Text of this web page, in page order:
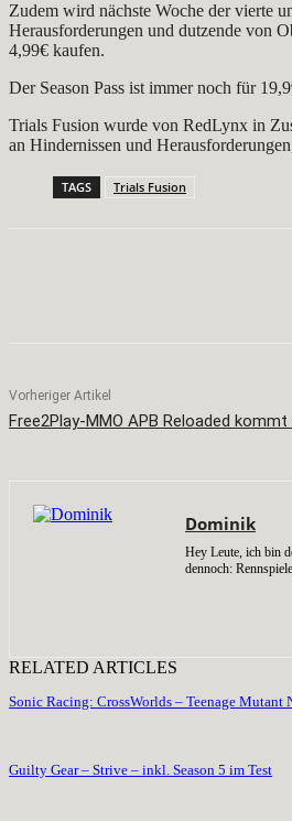
Zudem wird nächste Woche der vierte
Herausforderungen und dutzende von
4,99€ kaufen.
Der Season Pass ist immer noch für
Trials Fusion wurde von RedLynx in
an Hindernissen und
TAGS Trials Fusion
Vorheriger Artikel
Free2Play-MMO APB Reloaded
Dominik
Hey Leute, ich bin
dennoch:
RELATED ARTICLES
Sonic Racing: CrossWorlds – Teenage
Guilty Gear – Strive – inkl. Season 5 im Test